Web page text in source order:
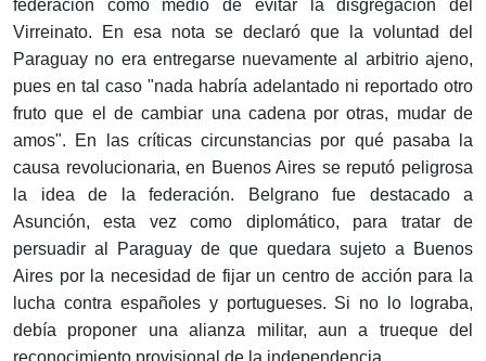
federación como medio de evitar la disgregación del
Virreinato. En esa nota se declaró que la voluntad del
Paraguay no era entregarse nuevamente al arbitrio ajeno,
pues en tal caso "nada habría adelantado ni reportado otro
fruto que el de cambiar una cadena por otras, mudar de
amos". En las críticas circunstancias por qué pasaba la
causa revolucionaria, en Buenos Aires se reputó peligrosa
la idea de la federación. Belgrano fue destacado a
Asunción, esta vez como diplomático, para tratar de
persuadir al Paraguay de que quedara sujeto a Buenos
Aires por la necesidad de fijar un centro de acción para la
lucha contra españoles y portugueses. Si no lo lograba,
debía proponer una alianza militar, aun a trueque del